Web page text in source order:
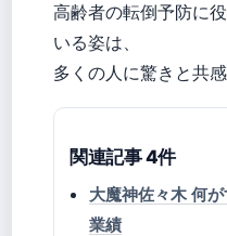
高齢者の転倒予防に
いる姿は、
多くの人に驚きと共
関連記事 4件
大魔神佐々木 何
業績